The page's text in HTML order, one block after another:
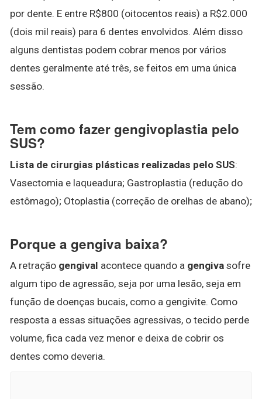
por dente. E entre R$800 (oitocentos reais) a R$2.000
(dois mil reais) para 6 dentes envolvidos. Além disso
alguns dentistas podem cobrar menos por vários
dentes geralmente até três, se feitos em uma única
sessão.
Tem como fazer gengivoplastia pelo
SUS?
Lista de cirurgias plásticas realizadas pelo SUS:
Vasectomia e laqueadura; Gastroplastia (redução do
estômago); Otoplastia (correção de orelhas de abano);
Porque a gengiva baixa?
A retração gengival acontece quando a gengiva sofre
algum tipo de agressão, seja por uma lesão, seja em
função de doenças bucais, como a gengivite. Como
resposta a essas situações agressivas, o tecido perde
volume, fica cada vez menor e deixa de cobrir os
dentes como deveria.